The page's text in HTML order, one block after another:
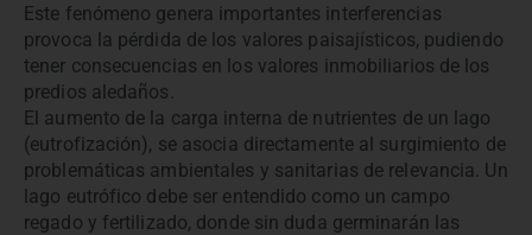
Este fenómeno genera importantes interferencias
provoca la pérdida de los valores paisajísticos, pudiendo
tener consecuencias en los valores inmobiliarios de los
predios aledaños.
El aumento de la carga interna de nutrientes de un lago
(eutrofización), se asocia directamente al surgimiento de
problemáticas ambientales y sanitarias de relevancia. Un
lago eutrófico debe ser entendido como un campo
regado y fertilizado, donde sin duda germinarán las